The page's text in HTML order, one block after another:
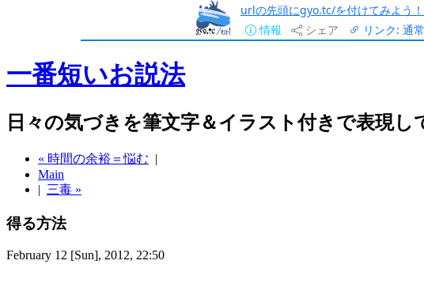
urlの先頭にgyo.tc/を付けてみよう！
情報
シェア リンク: 通常